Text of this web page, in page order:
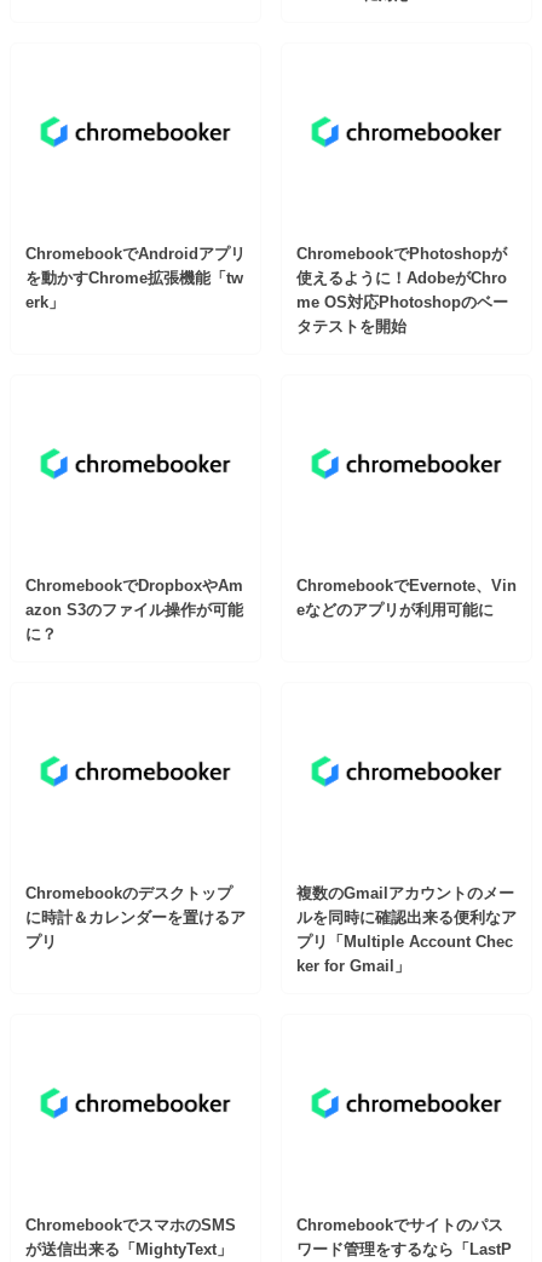
ChromebookでAndroidアプリ
を動かすChrome拡張機能「tw
erk」
ChromebookでPhotoshopが
使えるように！AdobeがChro
me OS対応Photoshopのベー
タテストを開始
ChromebookでDropboxやAm
azon S3のファイル操作が可能
に？
ChromebookでEvernote、Vin
eなどのアプリが利用可能に
Chromebookのデスクトップ
に時計＆カレンダーを置けるア
プリ
複数のGmailアカウントのメー
ルを同時に確認出来る便利なア
プリ「Multiple Account Chec
ker for Gmail」
ChromebookでスマホのSMS
が送信出来る「MightyText」
Chromebookでサイトのパス
ワード管理をするなら「LastP